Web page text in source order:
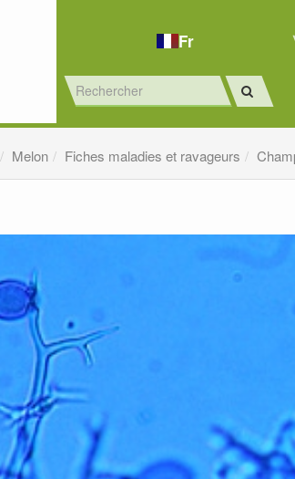
Fr
Melon Fiches maladies et ravageurs